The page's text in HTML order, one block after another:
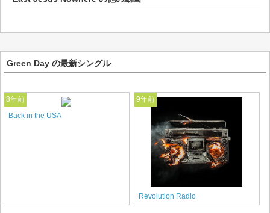
Green Day の最新シングル
8年前
Back in the USA
9年前
Revolution Radio